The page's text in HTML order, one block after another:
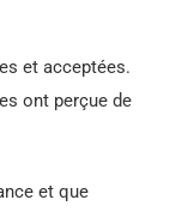
et acceptées.
ont perçue de
et que